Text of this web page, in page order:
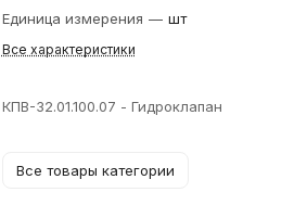
Единица измерения — шт
Все характеристики
КПВ-32.01.100.07 - Гидроклапан
Все товары категории